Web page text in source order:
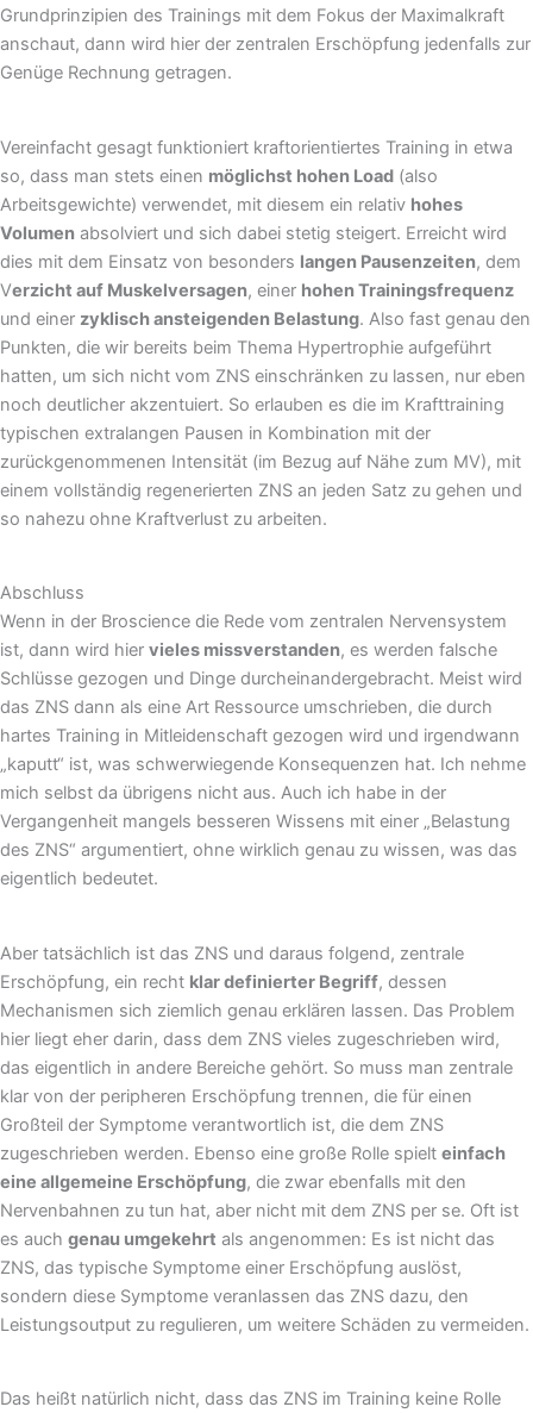
Grundprinzipien des Trainings mit dem Fokus der Maximalkraft
anschaut, dann wird hier der zentralen Erschöpfung jedenfalls zur
Genüge Rechnung getragen.
Vereinfacht gesagt funktioniert kraftorientiertes Training in etwa
so, dass man stets einen möglichst hohen Load (also
Arbeitsgewichte) verwendet, mit diesem ein relativ hohes
Volumen absolviert und sich dabei stetig steigert. Erreicht wird
dies mit dem Einsatz von besonders langen Pausenzeiten, dem
Verzicht auf Muskelversagen, einer hohen Trainingsfrequenz
und einer zyklisch ansteigenden Belastung. Also fast genau den
Punkten, die wir bereits beim Thema Hypertrophie aufgeführt
hatten, um sich nicht vom ZNS einschränken zu lassen, nur eben
noch deutlicher akzentuiert. So erlauben es die im Krafttraining
typischen extralangen Pausen in Kombination mit der
zurückgenommenen Intensität (im Bezug auf Nähe zum MV), mit
einem vollständig regenerierten ZNS an jeden Satz zu gehen und
so nahezu ohne Kraftverlust zu arbeiten.
Abschluss
Wenn in der Broscience die Rede vom zentralen Nervensystem
ist, dann wird hier vieles missverstanden, es werden falsche
Schlüsse gezogen und Dinge durcheinandergebracht. Meist wird
das ZNS dann als eine Art Ressource umschrieben, die durch
hartes Training in Mitleidenschaft gezogen wird und irgendwann
„kaputt“ ist, was schwerwiegende Konsequenzen hat. Ich nehme
mich selbst da übrigens nicht aus. Auch ich habe in der
Vergangenheit mangels besseren Wissens mit einer „Belastung
des ZNS“ argumentiert, ohne wirklich genau zu wissen, was das
eigentlich bedeutet.
Aber tatsächlich ist das ZNS und daraus folgend, zentrale
Erschöpfung, ein recht klar definierter Begriff, dessen
Mechanismen sich ziemlich genau erklären lassen. Das Problem
hier liegt eher darin, dass dem ZNS vieles zugeschrieben wird,
das eigentlich in andere Bereiche gehört. So muss man zentrale
klar von der peripheren Erschöpfung trennen, die für einen
Großteil der Symptome verantwortlich ist, die dem ZNS
zugeschrieben werden. Ebenso eine große Rolle spielt einfach
eine allgemeine Erschöpfung, die zwar ebenfalls mit den
Nervenbahnen zu tun hat, aber nicht mit dem ZNS per se. Oft ist
es auch genau umgekehrt als angenommen: Es ist nicht das
ZNS, das typische Symptome einer Erschöpfung auslöst,
sondern diese Symptome veranlassen das ZNS dazu, den
Leistungsoutput zu regulieren, um weitere Schäden zu vermeiden.
Das heißt natürlich nicht, dass das ZNS im Training keine Rolle